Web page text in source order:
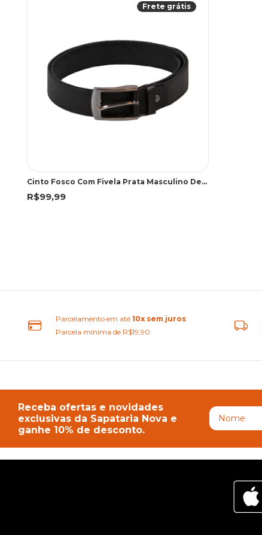
Frete grátis
Cinto Fosco Com Fivela Prata Masculino Democrata Marrom Escuro
R$99,99
Parcelamento em até10x sem juros
Parcela mínima de R$19,90
Receba ofertas e novidades
exclusivas da Sapataria Nova e
ganhe 10% de desconto.